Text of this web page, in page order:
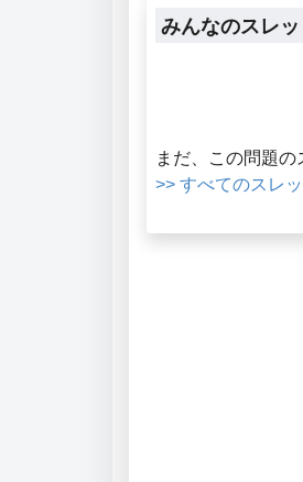
みんなのスレ
まだ、この問題の
>> すべてのスレ